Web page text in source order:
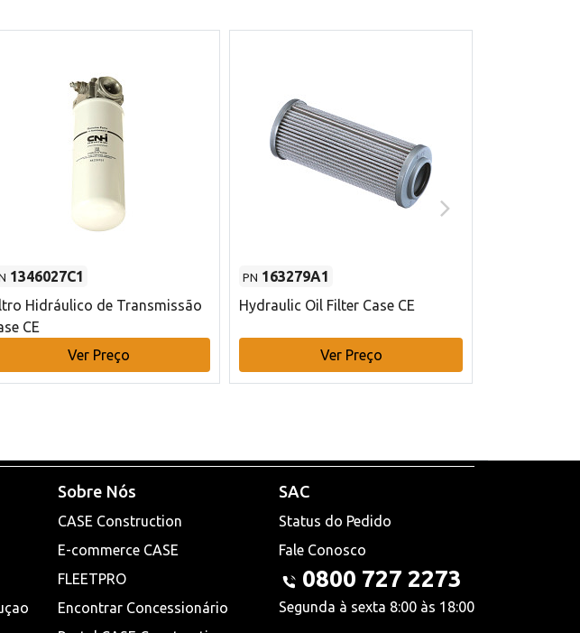
1346027C1
Hidráulico de Transmissão
CE
Ver Preço
PN 163279A1
Hydraulic Oil Filter Case CE
Ver Preço
Sobre Nós
CASE Construction
E-commerce CASE
FLEETPRO
Encontrar Concessionário
SAC
Status do Pedido
Fale Conosco
0800 727 2273
Segunda à sexta 8:00 às 18:00